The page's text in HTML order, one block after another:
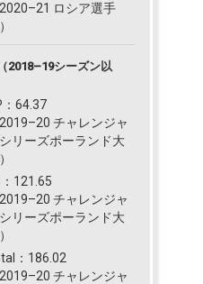
2020–21 ロシア選手
2018–19シーズン以
：64.37
2019–20 チャレンジャ
リーズポーランド大
：121.65
2019–20 チャレンジャ
リーズポーランド大
：186.02
2019–20 チャレンジャ